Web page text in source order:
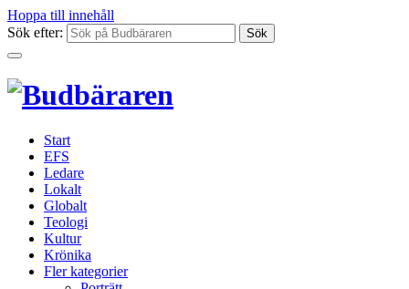
Hoppa till innehåll
Sök efter:
Start
EFS
Ledare
Lokalt
Globalt
Teologi
Kultur
Krönika
Fler kategorier